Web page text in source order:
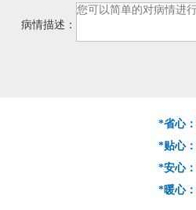
病情描述：
*省心：
*贴心：
*安心：
*暖心：